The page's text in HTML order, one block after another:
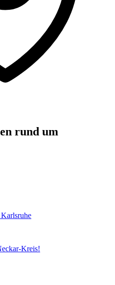
rund um
Kreis!